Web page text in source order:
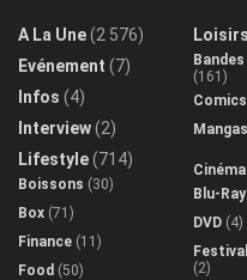
A La Une(2 576)
Evénement (7)
Infos (4)
Interview(2)
Lifestyle(714)
Boissons (30)
Box (71)
Finance (11)
Food (50)
Loisirs
(161)
Comics
Mangas
Blu-Ray
DVD (4)
(2)